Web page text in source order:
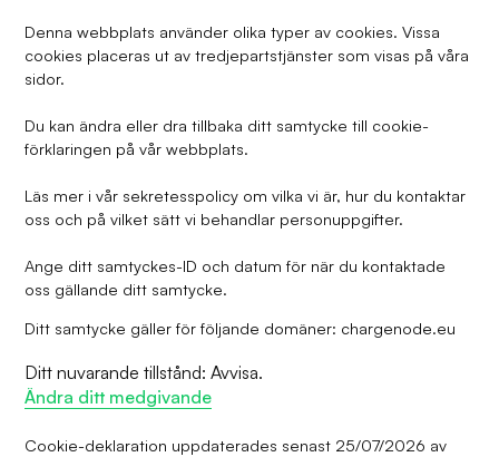
Denna webbplats använder olika typer av cookies. Vissa
cookies placeras ut av tredjepartstjänster som visas på våra
sidor.
Du kan ändra eller dra tillbaka ditt samtycke till cookie-
förklaringen på vår webbplats.
Läs mer i vår sekretesspolicy om vilka vi är, hur du kontaktar
oss och på vilket sätt vi behandlar personuppgifter.
Ange ditt samtyckes-ID och datum för när du kontaktade
oss gällande ditt samtycke.
Ditt samtycke gäller för följande domäner: chargenode.eu
Ditt nuvarande tillstånd: Avvisa.
Ändra ditt medgivande
Cookie-deklaration uppdaterades senast 25/07/2026 av